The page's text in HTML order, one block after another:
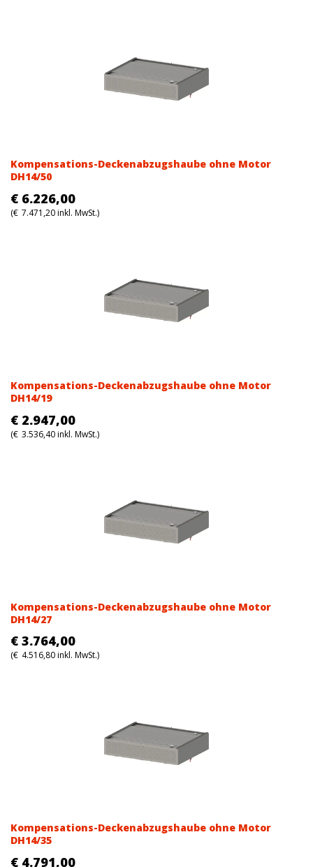
Kompensations-Deckenabzugshaube ohne Motor
DH14/50
€ 6.226,00
(€ 7.471,20inkl. MwSt.)
Kompensations-Deckenabzugshaube ohne Motor
DH14/19
€ 2.947,00
(€ 3.536,40inkl. MwSt.)
Kompensations-Deckenabzugshaube ohne Motor
DH14/27
€ 3.764,00
(€ 4.516,80inkl. MwSt.)
Kompensations-Deckenabzugshaube ohne Motor
DH14/35
€ 4.791,00